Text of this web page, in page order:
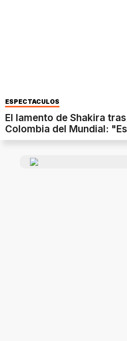
ESPECTÁCULOS
El lamento de Shakira
Colombia del Mundial: